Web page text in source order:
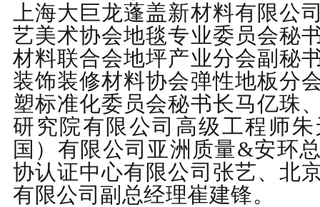
上海大巨龙蓬盖新材料有限公
艺美术协会地毯专业委员会秘
材料联合会地坪产业分会副秘
装饰装修材料协会弹性地板分
塑标准化委员会秘书长马亿珠
研究院有限公司高级工程师
国）有限公司亚洲质量&安环
协认证中心有限公司 张艺、北
有限公司副总经理崔建锋。